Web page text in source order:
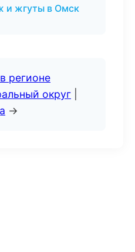
и жгуты в Омск
регионе
округ
→